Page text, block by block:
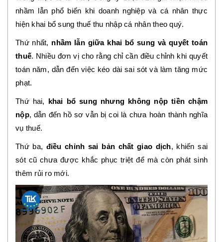
nhầm lẫn phổ biến khi doanh nghiệp và cá nhân thực
hiện khai bổ sung thuế thu nhập cá nhân theo quý.
Thứ nhất, nhầm lẫn giữa khai bổ sung và quyết toán
thuế. Nhiều đơn vị cho rằng chỉ cần điều chỉnh khi quyết
toán năm, dẫn đến việc kéo dài sai sót và làm tăng mức
phạt.
Thứ hai,
khai bổ sung nhưng không nộp tiền chậm
nộp, dẫn đến hồ sơ vẫn bị coi là chưa hoàn thành nghĩa
vụ thuế.
Thứ ba, điều chỉnh sai bản chất giao dịch, khiến sai
sót cũ chưa được khắc phục triệt để mà còn phát sinh
thêm rủi ro mới.